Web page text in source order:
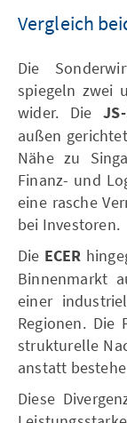
Vergleich
Die
spiegeln zwei
wider. Die
außen
Nähe zu
Finanz- und
eine rasche
bei Investoren.
Die ECER
Binnenmarkt
einer
Regionen. Die
strukturelle
anstatt
Diese